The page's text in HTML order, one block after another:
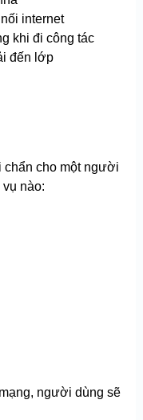
internet
khi đi công tác
đến lớp
chẩn cho một người
nào:
người dùng sẽ